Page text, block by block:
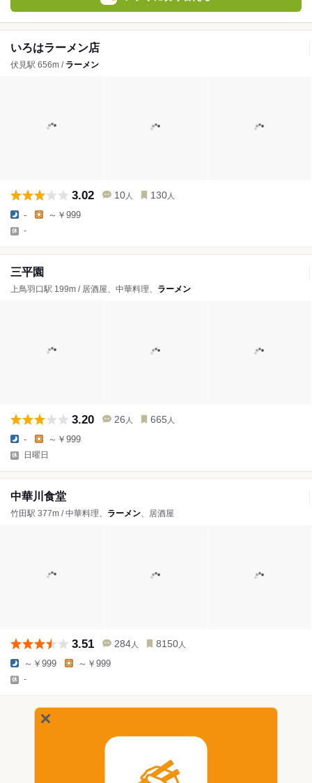
いろはラーメン店
伏見駅 656m / ラーメン
3.02 10 人 130 人
- ～￥999
-
三平園
上鳥羽口駅 199m / 居酒屋、中華料理、 ラーメン
3.20 26 人 665 人
- ～￥999
日曜日
中華川食堂
竹田駅 377m / 中華料理、 ラーメン、居酒屋
3.51 284 人 8150 人
～￥999 ～￥999
-